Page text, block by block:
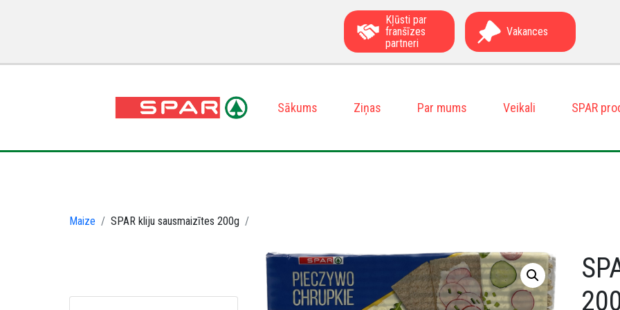
Kļūsti par
franšīzes
partneri
Vakances
Sākums Ziņas Par mums Veikali SPAR
Maize SPAR kliju sausmaizītes 200g